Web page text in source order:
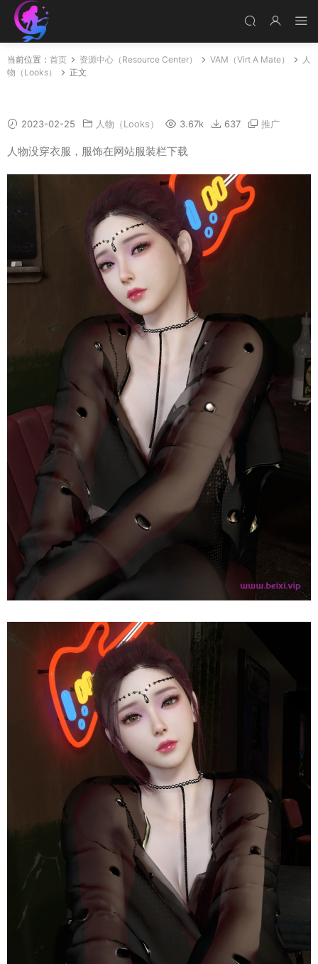
当前位置： 首页 资源中心（Resource Center） VAM（Virt A Mate）
人
物（Looks）
正文
2023-02-25 人物（Looks） 3.67k 637 推广
人物没穿衣服，服饰在网站服装栏下载